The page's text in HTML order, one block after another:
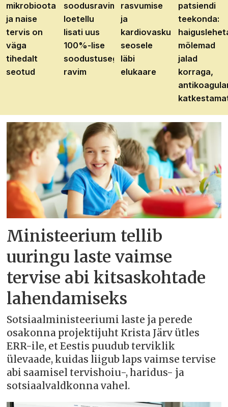
mikrobioota
ja naise
tervis on
väga
tihedalt
seotud
soodusravimite
loetellu
lisati uus
100%-lise
soodustusega
ravim
rasvumise
ja
kardiovaskulaarhaiguste
seosele
läbi
elukaare
patsiendi
teekonda:
mõlemad
jalad
korraga,
Ministeerium tellib
uuringu laste vaimse
tervise abi kitsaskohtade
lahendamiseks
Sotsiaalministeeriumi laste ja perede
osakonna projektijuht Krista Järv ütles
ERR-ile, et Eestis puudub terviklik
ülevaade, kuidas liigub laps vaimse tervise
abi saamisel tervishoiu-, haridus- ja
sotsiaalvaldkonna vahel.